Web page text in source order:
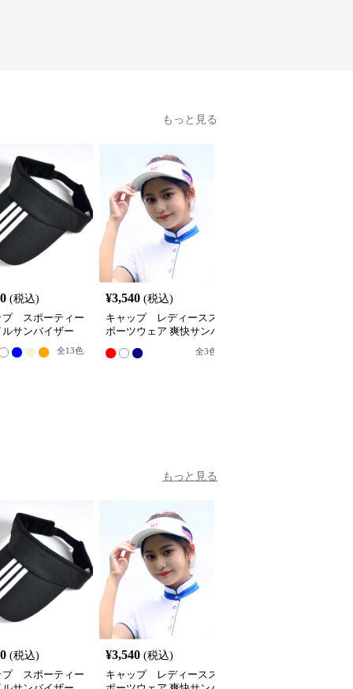
もっと見る
(税込)
プ スポーティー
ルサンバイザー
全13色
¥3,540 (税込)
キャップ レディースス
ポーツウェア 爽快サンバ
全3色
もっと見る
(税込)
プ スポーティー
¥3,540 (税込)
キャップ レディースス